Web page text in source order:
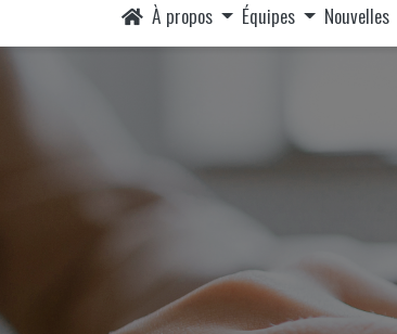
À propos Équipes Nouvelles